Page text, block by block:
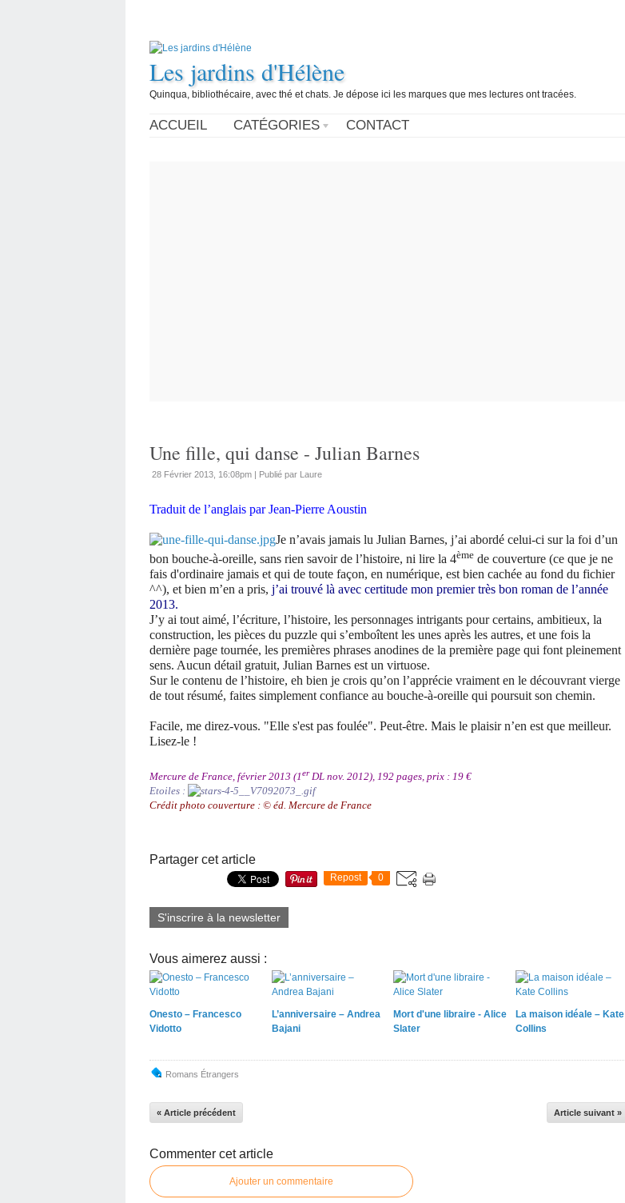
Les jardins d'Hélène
Quinqua, bibliothécaire, avec thé et chats. Je dépose ici les marques que mes lectures ont tracées.
ACCUEIL CATÉGORIES CONTACT
Une fille, qui danse - Julian Barnes
28 Février 2013, 16:08pm | Publié par Laure
Traduit de l’anglais par Jean-Pierre Aoustin
Je n’avais jamais lu Julian Barnes, j’ai abordé celui-ci sur la foi d’un
bon bouche-à-oreille, sans rien savoir de l’histoire, ni lire la 4ème de couverture (ce que je ne
fais d'ordinaire jamais et qui de toute façon, en numérique, est bien cachée au fond du fichier
^^), et bien m’en a pris, j’ai trouvé là avec certitude mon premier très bon roman de l’année
2013.
J’y ai tout aimé, l’écriture, l’histoire, les personnages intrigants pour certains, ambitieux, la
construction, les pièces du puzzle qui s’emboîtent les unes après les autres, et une fois la
dernière page tournée, les premières phrases anodines de la première page qui font pleinement
sens. Aucun détail gratuit, Julian Barnes est un virtuose.
Sur le contenu de l’histoire, eh bien je crois qu’on l’apprécie vraiment en le découvrant vierge
de tout résumé, faites simplement confiance au bouche-à-oreille qui poursuit son chemin.
Facile, me direz-vous. "Elle s'est pas foulée". Peut-être. Mais le plaisir n’en est que meilleur.
Lisez-le !
Mercure de France, février 2013 (1erDL nov. 2012), 192 pages, prix : 19 €
Etoiles :
Crédit photo couverture : © éd. Mercure de France
Partager cet article
Repost 0
S'inscrire à la newsletter
Vous aimerez aussi :
Onesto – Francesco
Vidotto
L’anniversaire – Andrea
Bajani
Mort d'une libraire - Alice
Slater
La maison idéale – Kate
Collins
Romans Étrangers
« Article précédent Article suivant »
Commenter cet article
Ajouter un commentaire